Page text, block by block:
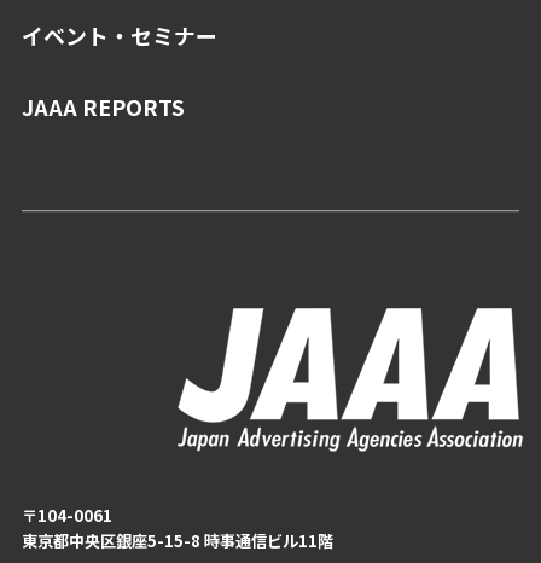
イベント・セミナー
JAAA REPORTS
〒104-0061
東京都中央区銀座5-15-8 時事通信ビル11階